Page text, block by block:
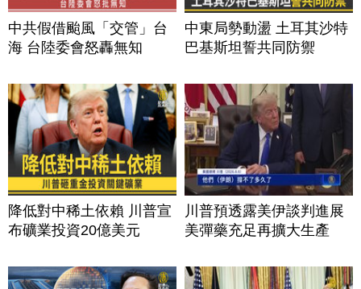
中共假借颱風「交管」台
海 台陸委會怒轟無知
中東局勢動盪 土耳其沙特
巴基斯坦誓共同防禦
降低對中稀土依賴 川普宣
布礦業投資20億美元
川普預透露美伊談判進展
美彈藥充足再擴大生產